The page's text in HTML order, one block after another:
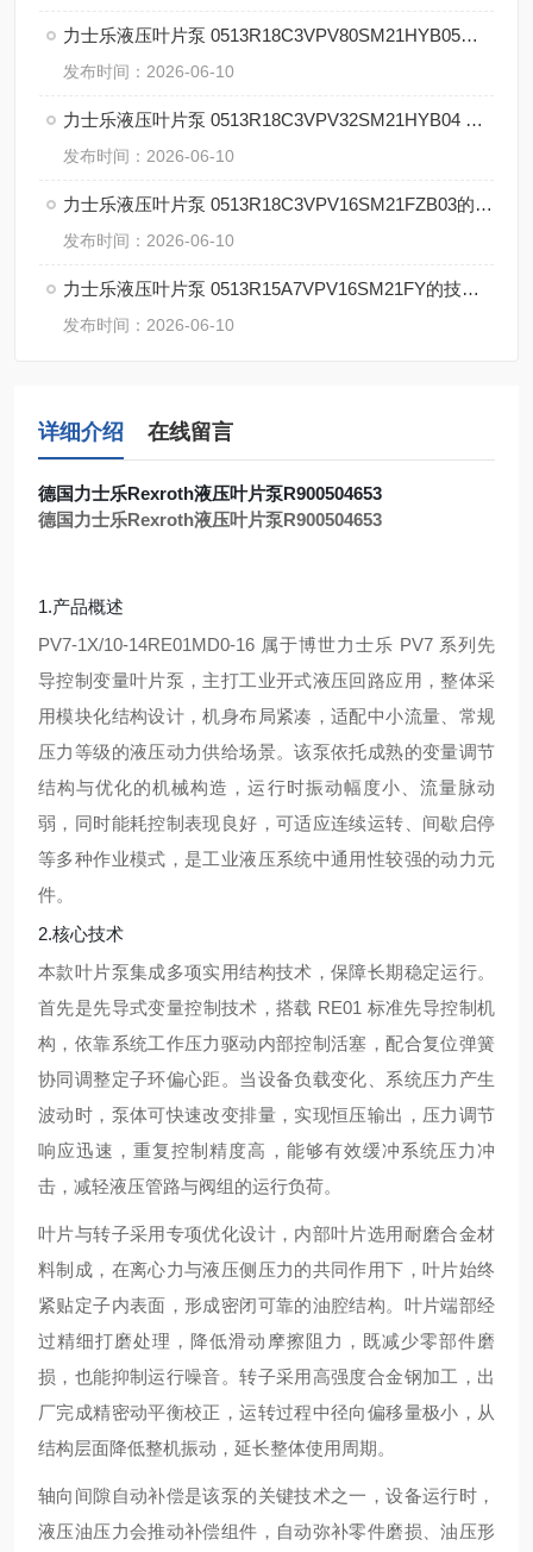
力士乐液压叶片泵 0513R18C3VPV80SM21HYB05的技术解析
发布时间：2026-06-10
力士乐液压叶片泵 0513R18C3VPV32SM21HYB04 P1的优势
发布时间：2026-06-10
力士乐液压叶片泵 0513R18C3VPV16SM21FZB03的核心技术
发布时间：2026-06-10
力士乐液压叶片泵 0513R15A7VPV16SM21FY的技术详解
发布时间：2026-06-10
详细介绍 在线留言
德国力士乐Rexroth液压叶片泵R900504653
德国力士乐Rexroth液压叶片泵R900504653
1.产品概述
PV7-1X/10-14RE01MD0-16 属于博世力士乐 PV7 系列先
导控制变量叶片泵，主打工业开式液压回路应用，整体采
用模块化结构设计，机身布局紧凑，适配中小流量、常规
压力等级的液压动力供给场景。该泵依托成熟的变量调节
结构与优化的机械构造，运行时振动幅度小、流量脉动
弱，同时能耗控制表现良好，可适应连续运转、间歇启停
等多种作业模式，是工业液压系统中通用性较强的动力元
件。
2.核心技术
本款叶片泵集成多项实用结构技术，保障长期稳定运行。
首先是先导式变量控制技术，搭载 RE01 标准先导控制机
构，依靠系统工作压力驱动内部控制活塞，配合复位弹簧
协同调整定子环偏心距。当设备负载变化、系统压力产生
波动时，泵体可快速改变排量，实现恒压输出，压力调节
响应迅速，重复控制精度高，能够有效缓冲系统压力冲
击，减轻液压管路与阀组的运行负荷。
叶片与转子采用专项优化设计，内部叶片选用耐磨合金材
料制成，在离心力与液压侧压力的共同作用下，叶片始终
紧贴定子内表面，形成密闭可靠的油腔结构。叶片端部经
过精细打磨处理，降低滑动摩擦阻力，既减少零部件磨
损，也能抑制运行噪音。转子采用高强度合金钢加工，出
厂完成精密动平衡校正，运转过程中径向偏移量极小，从
结构层面降低整机振动，延长整体使用周期。
轴向间隙自动补偿是该泵的关键技术之一，设备运行时，
液压油压力会推动补偿组件，自动弥补零件磨损、油压形